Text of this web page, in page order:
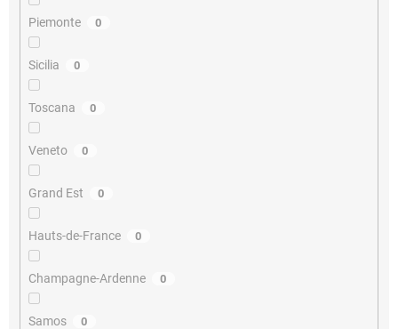
Piemonte 0
Sicilia 0
Toscana 0
Veneto 0
Grand Est 0
Hauts-de-France 0
Champagne-Ardenne 0
Samos 0